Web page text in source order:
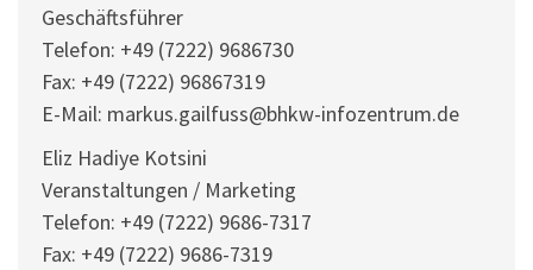
Geschäftsführer
Telefon: +49 (7222) 9686730
Fax: +49 (7222) 96867319
E-Mail: markus.gailfuss@bhkw-infozentrum.de
Eliz Hadiye Kotsini
Veranstaltungen / Marketing
Telefon: +49 (7222) 9686-7317
Fax: +49 (7222) 9686-7319